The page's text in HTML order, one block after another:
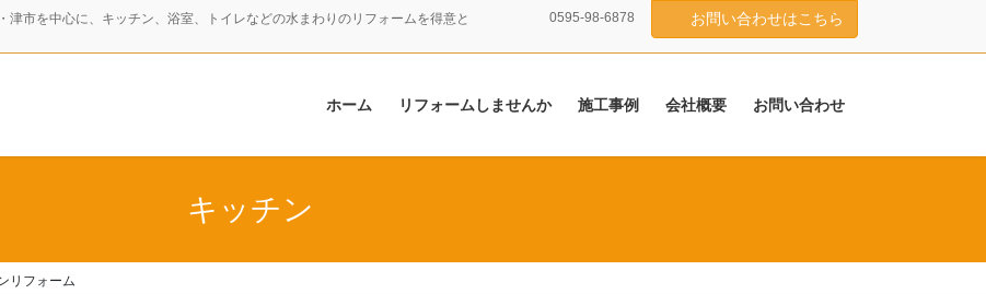
市を中心に、キッチン、浴室、トイレなどの水まわりのリフォームを得意と
0595-98-6878 お問い合わせはこちら
ホーム リフォームしませんか 施工事例 会社概要 お問い合わせ
キッチン
フォーム